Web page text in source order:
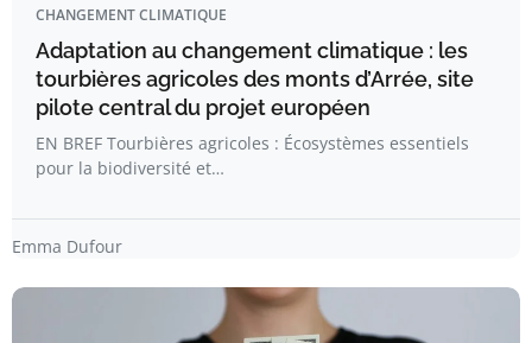
CHANGEMENT CLIMATIQUE
Adaptation au changement climatique : les
tourbières agricoles des monts d’Arrée, site
pilote central du projet européen
EN BREF Tourbières agricoles : Écosystèmes essentiels
pour la biodiversité et…
Emma Dufour